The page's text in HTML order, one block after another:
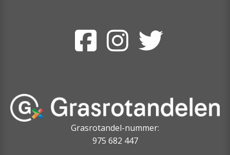
Grasrotandel-nummer:
975 682 447